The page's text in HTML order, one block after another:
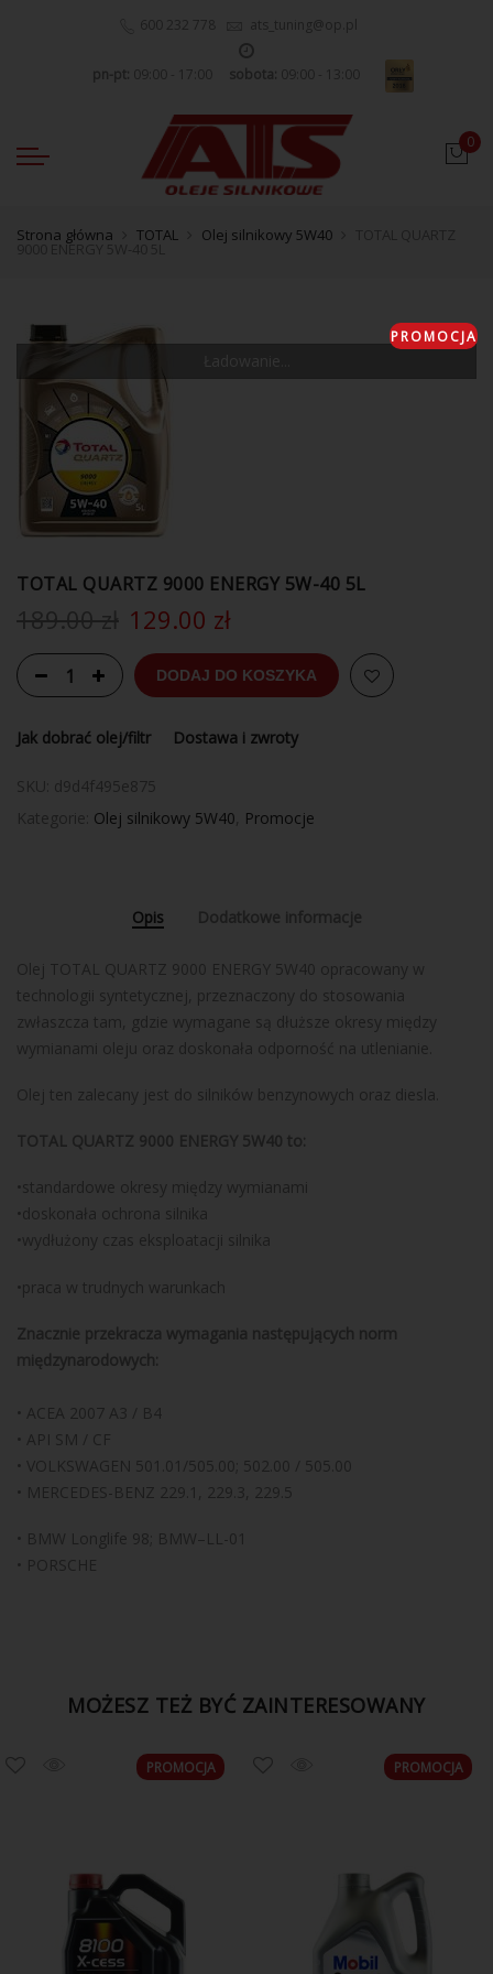
600 232 778 ats_tuning@op.pl
pn-pt: 09:00 - 17:00 sobota: 09:00 - 13:00
0
Strona główna TOTAL Olej silnikowy 5W40
9000 ENERGY 5W-40 5L
PROMOCJA
TOTAL QUARTZ 9000 ENERGY 5W-40 5L
189.00zł 129.00 zł
DODAJ DO KOSZYKA
Jak dobrać olej/filtr Dostawa i zwroty
SKU: d9d4f495e875
Kategorie: Olej silnikowy 5W40 Promocje
Opis Dodatkowe informacje
Olej TOTAL QUARTZ 9000 ENERGY 5W40 opracowany w
technologii syntetycznej, przeznaczony do stosowania
zwłaszcza tam, gdzie wymagane są dłuższe okresy między
wymianami oleju oraz doskonała odporność na utlenianie.
Olej ten zalecany jest do silników benzynowych oraz diesla.
TOTAL QUARTZ 9000 ENERGY 5W40 to:
•standardowe okresy między wymianami
•doskonała ochrona silnika
•wydłużony czas eksploatacji silnika
•praca w trudnych warunkach
Znacznie przekracza wymagania następujących norm
międzynarodowych:
• ACEA 2007 A3 / B4
• API SM / CF
• VOLKSWAGEN 501.01/505.00; 502.00 / 505.00
• MERCEDES-BENZ 229.1, 229.3, 229.5
• BMW Longlife 98; BMW–LL-01
• PORSCHE
MOŻESZ TEŻ BYĆ ZAINTERESOWANY
PROMOCJA PROMOCJA